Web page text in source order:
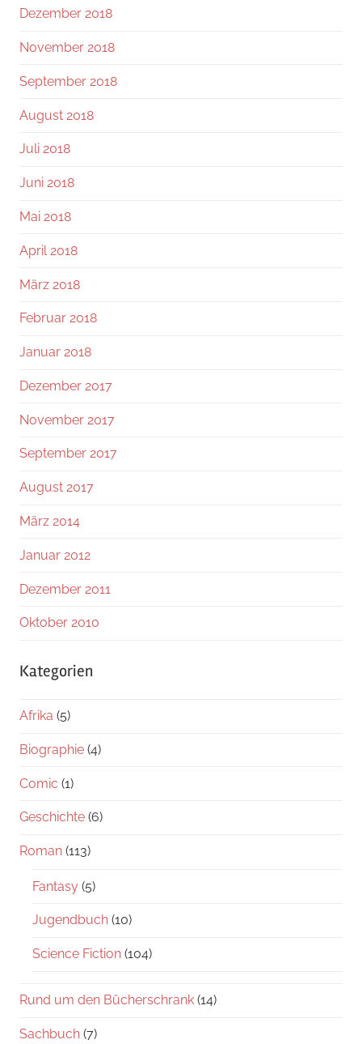
Dezember 2018
November 2018
September 2018
August 2018
Juli 2018
Juni 2018
Mai 2018
April 2018
März 2018
Februar 2018
Januar 2018
Dezember 2017
November 2017
September 2017
August 2017
März 2014
Januar 2012
Dezember 2011
Oktober 2010
Kategorien
Afrika (5)
Biographie (4)
Comic (1)
Geschichte (6)
Roman (113)
Fantasy (5)
Jugendbuch (10)
Science Fiction (104)
Rund um den Bücherschrank (14)
Sachbuch (7)